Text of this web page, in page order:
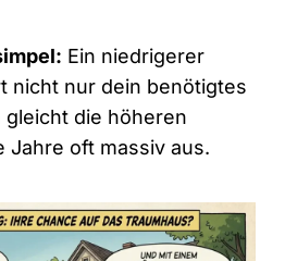
Ein niedrigerer
nicht nur dein benötigtes
die höheren
Jahre oft massiv aus.